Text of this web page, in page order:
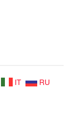
IT RU